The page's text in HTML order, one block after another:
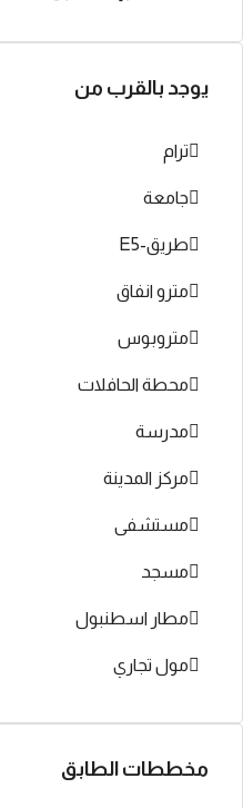
يوجد بالقرب من
ترام
جامعة
طريق-E5
مترو انفاق
متروبوس
محطة الحافلات
مدرسة
مركز المدينة
مستشفى
مسجد
مطار اسطنبول
مول تجاري
مخططات الطابق